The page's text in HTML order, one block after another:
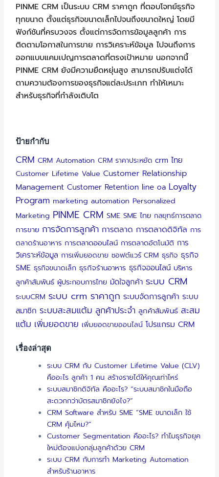
PINME CRM เป็นระบบ CRM ราคาถูก ที่ตอบโจทย์ธุรกิจ
ทุกขนาด ตั้งแต่ธุรกิจขนาดเล็กไปจนถึงขนาดใหญ่ โดยมี
ฟังก์ชันที่ครบวงจร ตั้งแต่การจัดการข้อมูลลูกค้า การ
ติดตามโอกาสในการขาย การวิเคราะห์ข้อมูล ไปจนถึงการ
ออกแบบแคมเปญการตลาดที่ตรงเป้าหมาย นอกจากนี้
PINME CRM ยังมีความยืดหยุ่นสูง สามารถปรับแต่งได้
ตามความต้องการของธุรกิจแต่ละประเภท ทำให้เหมาะ
สำหรับธุรกิจที่กำลังเติบโต
ป้ายกำกับ
CRM CRM Automation CRM ราคาประหยัด crm ไทย
Customer Lifetime Value Customer Relationship
Management Customer Retention line oa Loyalty
Program marketing automation Personalized
Marketing PINME CRM SME SME ไทย กลยุทธ์การตลาด
การขาย การจัดการลูกค้า การตลาด การตลาดดิจิทัล การ
ตลาดร้านอาหาร การตลาดออนไลน์ การตลาดอัตโนมัติ การ
วิเคราะห์ข้อมูล การเพิ่มยอดขาย ซอฟต์แวร์ CRM ธุรกิจ ธุรกิจ
SME ธุรกิจขนาดเล็ก ธุรกิจร้านอาหาร ธุรกิจออนไลน์ บริหาร
ลูกค้าสัมพันธ์ ผู้ประกอบการไทย มัดใจลูกค้า ระบบ CRM
ระบบCRM ระบบ crm ราคาถูก ระบบจัดการลูกค้า ระบบ
สมาชิก ระบบสะสมแต้ม ลูกค้าประจำ ลูกค้าสัมพันธ์ สะสม
แต้ม เพิ่มยอดขาย เพิ่มยอดขายออนไลน์ โปรแกรม CRM
เรื่องล่าสุด
ระบบ CRM กับ Customer Lifetime Value (CLV)
คืออะไร ลูกค้า 1 คน สร้างรายได้ให้คุณเท่าไหร่
ระบบสมาชิกดิจิทัล คืออะไร? “ระบบสมาชิกในมือถือ
สะดวกกว่าบัตรสมาชิกยังไง?”
CRM Software สำหรับ SME “SME ขนาดเล็ก ใช้
CRM คุ้มไหม?”
Customer Segmentation คืออะไร? ทำไมธุรกิจยุค
ใหม่ต้องแบ่งกลุ่มลูกค้าด้วย CRM
ระบบ CRM กับการทำ Marketing Automation
สำหรับร้านอาหาร